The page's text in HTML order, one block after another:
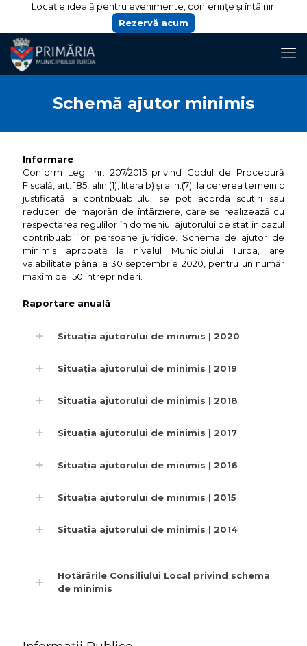
Locație ideală pentru evenimente, conferințe și întâlniri
Rezervă acum
Schemă ajutor minimis
Informare
Conform Legii nr. 207/2015 privind Codul de Procedură
Fiscală, art. 185, alin.(1), litera b) și alin.(7), la cererea temeinic
justificată a contribuabilului se pot acorda scutiri sau
reduceri de majorări de întârziere, care se realizează cu
respectarea regulilor în domeniul ajutorului de stat in cazul
contribuabililor persoane juridice. Schema de ajutor de
minimis aprobată la nivelul Municipiului Turda, are
valabilitate pâna la 30 septembrie 2020, pentru un număr
maxim de 150 intreprinderi.
Raportare anuală
Situația ajutorului de minimis | 2020
Situația ajutorului de minimis | 2019
Situația ajutorului de minimis | 2018
Situația ajutorului de minimis | 2017
Situația ajutorului de minimis | 2016
Situația ajutorului de minimis | 2015
Situația ajutorului de minimis | 2014
Hotărârile Consiliului Local privind schema
de minimis